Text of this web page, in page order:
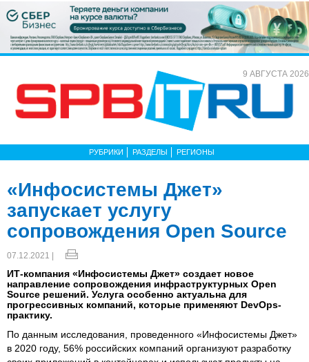
9 АВГУСТА 2026
РУБРИКИ РАЗДЕЛЫ РЕГИОНЫ
«Инфоcистемы Джет»
запускает услугу
сопровождения Open Source
07.12.2021 |
ИТ-компания «Инфосистемы Джет» создает новое
направление сопровождения инфраструктурных Open
Source решений. Услуга особенно актуальна для
прогрессивных компаний, которые применяют DevOps-
практику.
По данным исследования, проведенного «Инфосистемы Джет»
в 2020 году, 56% российских компаний организуют разработку